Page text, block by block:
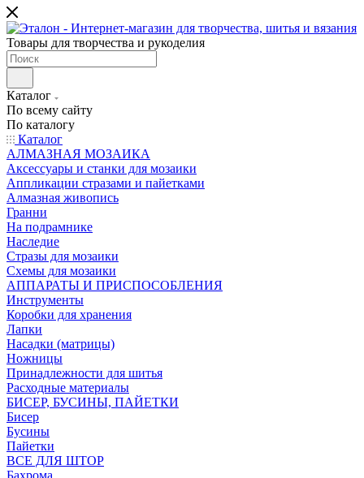
Товары для творчества и рукоделия
Каталог
По всему сайту
По каталогу
Каталог
АЛМАЗНАЯ МОЗАИКА
Аксессуары и станки для мозаики
Аппликации стразами и пайетками
Алмазная живопись
Гранни
На подрамнике
Наследие
Стразы для мозаики
Схемы для мозаики
АППАРАТЫ И ПРИСПОСОБЛЕНИЯ
Инструменты
Коробки для хранения
Лапки
Насадки (матрицы)
Ножницы
Принадлежности для шитья
Расходные материалы
БИСЕР, БУСИНЫ, ПАЙЕТКИ
Бисер
Бусины
Пайетки
ВСЕ ДЛЯ ШТОР
Бахрома